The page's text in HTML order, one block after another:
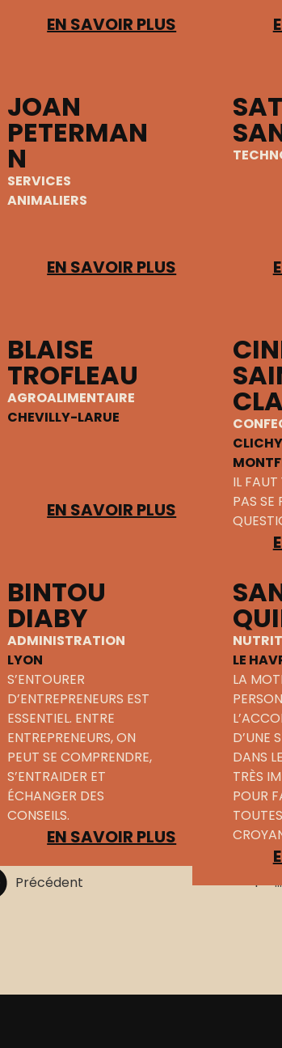
EN SAVOIR PLUS
JOAN
PETERMAN
N
SERVICES
ANIMALIERS
EN SAVOIR PLUS
BLAISE
TROFLEAU
AGROALIMENTAIRE
CHEVILLY-LARUE
EN SAVOIR PLUS
IL FAUT
PAS SE
BINTOU
DIABY
ADMINISTRATION
LYON
S’ENTOURER
D’ENTREPRENEURS EST
ESSENTIEL. ENTRE
ENTREPRENEURS, ON
PEUT SE COMPRENDRE,
S’ENTRAIDER ET
ÉCHANGER DES
CONSEILS.
EN SAVOIR PLUS
LE
LA
D’UNE
DANS
TRÈS
POUR
TOUTES
Précédent 1 …